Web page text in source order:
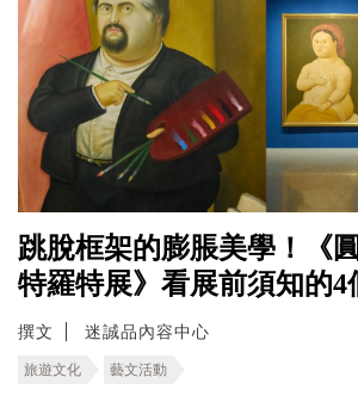
跳脫框架的膨脹美學！《
特羅特展》看展前須知的4
撰文 迷誠品內容中心
旅遊文化 藝文活動